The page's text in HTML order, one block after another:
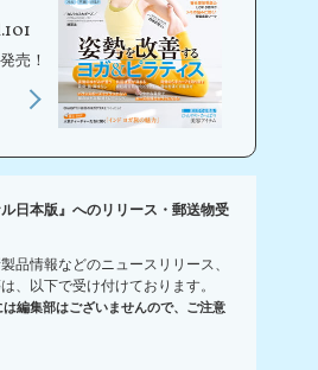
売！
日本版』へのリリース・郵送物受
品情報などのニュースリリース、
、以下で受け付けております。
編集部はございませんので、ご注意